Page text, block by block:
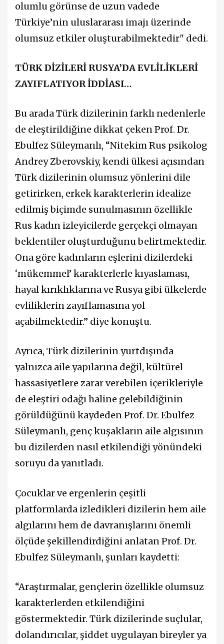
olumlu görünse de uzun vadede
Türkiye’nin uluslararası imajı üzerinde
olumsuz etkiler oluşturabilmektedir" dedi.
TÜRK DİZİLERİ RUSYA’DA EVLİLİKLERİ
ZAYIFLATIYOR İDDİASI…
Bu arada Türk dizilerinin farklı nedenlerle
de eleştirildiğine dikkat çeken Prof. Dr.
Ebulfez Süleymanlı, “Nitekim Rus psikolog
Andrey Zberovskiy, kendi ülkesi açısından
Türk dizilerinin olumsuz yönlerini dile
getirirken, erkek karakterlerin idealize
edilmiş biçimde sunulmasının özellikle
Rus kadın izleyicilerde gerçekçi olmayan
beklentiler oluşturduğunu belirtmektedir.
Ona göre kadınların eşlerini dizilerdeki
‘mükemmel’ karakterlerle kıyaslaması,
hayal kırıklıklarına ve Rusya gibi ülkelerde
evliliklerin zayıflamasına yol
açabilmektedir.” diye konuştu.
Ayrıca, Türk dizilerinin yurtdışında
yalnızca aile yapılarına değil, kültürel
hassasiyetlere zarar verebilen içerikleriyle
de eleştiri odağı haline gelebildiğinin
görüldüğünü kaydeden Prof. Dr. Ebulfez
Süleymanlı, genç kuşakların aile algısının
bu dizilerden nasıl etkilendiği yönündeki
soruyu da yanıtladı.
Çocuklar ve ergenlerin çeşitli
platformlarda izledikleri dizilerin hem aile
algılarını hem de davranışlarını önemli
ölçüde şekillendirdiğini anlatan Prof. Dr.
Ebulfez Süleymanlı, şunları kaydetti:
“Araştırmalar, gençlerin özellikle olumsuz
karakterlerden etkilendiğini
göstermektedir. Türk dizilerinde suçlular,
dolandırıcılar, şiddet uygulayan bireyler ya